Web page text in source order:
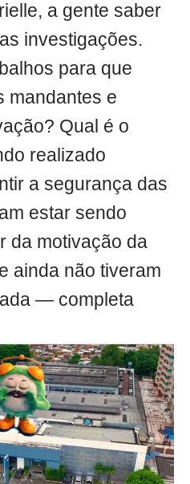
a gente saber
investigações.
para que
mandantes e
Qual é o
realizado
a segurança das
estar sendo
da motivação da
ainda não tiveram
— completa